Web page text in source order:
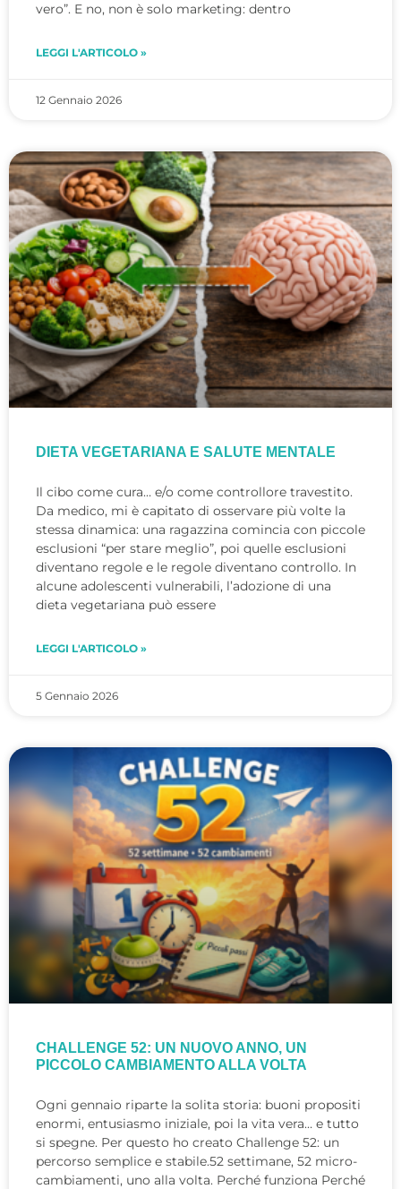
vero”. E no, non è solo marketing: dentro
LEGGI L'ARTICOLO »
12 Gennaio 2026
DIETA VEGETARIANA E SALUTE MENTALE
Il cibo come cura… e/o come controllore travestito.
Da medico, mi è capitato di osservare più volte la
stessa dinamica: una ragazzina comincia con piccole
esclusioni “per stare meglio”, poi quelle esclusioni
diventano regole e le regole diventano controllo. In
alcune adolescenti vulnerabili, l’adozione di una
dieta vegetariana può essere
LEGGI L'ARTICOLO »
5 Gennaio 2026
CHALLENGE 52: UN NUOVO ANNO, UN
PICCOLO CAMBIAMENTO ALLA VOLTA
Ogni gennaio riparte la solita storia: buoni propositi
enormi, entusiasmo iniziale, poi la vita vera… e tutto
si spegne. Per questo ho creato Challenge 52: un
percorso semplice e stabile.52 settimane, 52 micro-
cambiamenti, uno alla volta. Perché funziona Perché